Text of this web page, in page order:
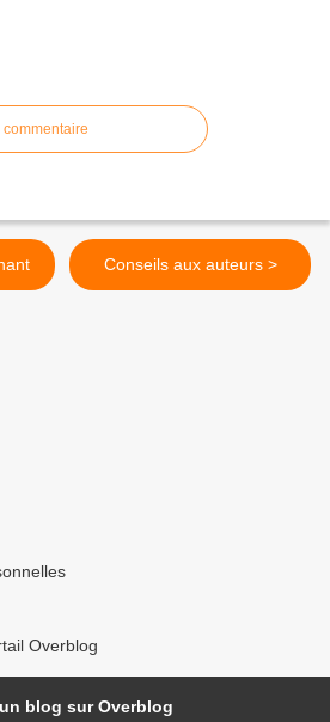
Conseils aux auteurs >
Overblog
blog sur Overblog